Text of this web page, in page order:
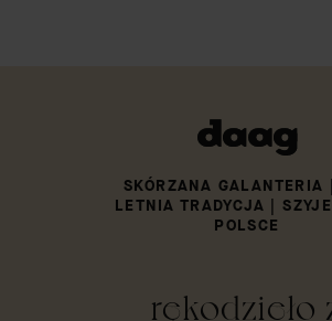
SKÓRZANA
LETNIA TRADYCJA |
POLSCE
rękodzieło